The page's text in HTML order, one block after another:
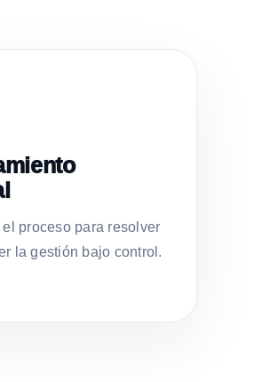
proceso para resolver
la gestión bajo control.